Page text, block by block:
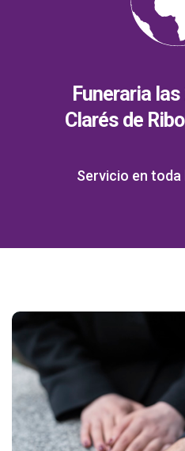
Funeraria
Clarés de
Servicio en toda